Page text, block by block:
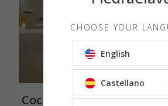
Cocktails cvening at a
CHOOSE YOUR
English
Castellano